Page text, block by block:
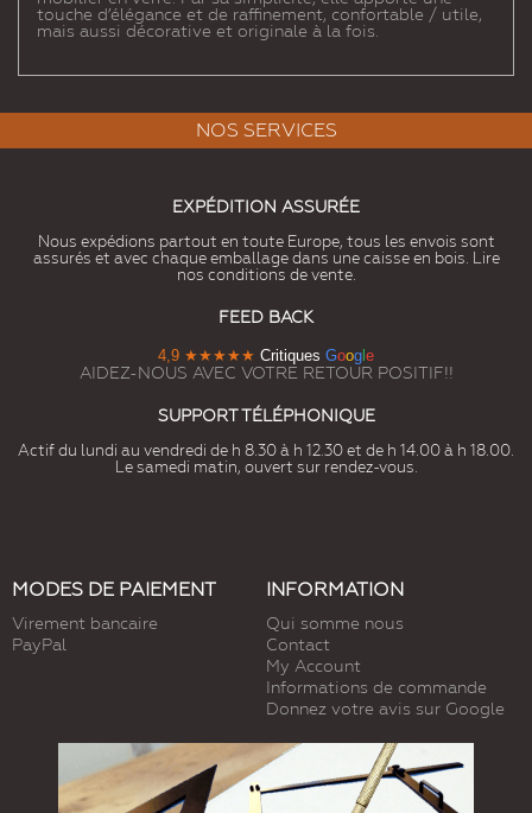
touche d’élégance et de raffinement, confortable / utile,
mais aussi décorative et originale à la fois.
NOS SERVICES
EXPÉDITION ASSURÉE
Nous expédions partout en toute Europe, tous les envois sont
assurés et avec chaque emballage dans une caisse en bois. Lire
nos conditions de vente.
FEED BACK
4,9 ★★★★★ Critiques Goog e
AIDEZ-NOUS AVEC VOTRE RETOUR POSITIF!!
SUPPORT TÉLÉPHONIQUE
Actif du lundi au vendredi de h 8.30 à h 12.30 et de h 14.00 à h 18.00.
Le samedi matin, ouvert sur rendez-vous.
MODES DE PAIEMENT
Virement bancaire
PayPal
INFORMATION
Qui somme nous
Contact
My Account
Informations de commande
Donnez votre avis sur Google